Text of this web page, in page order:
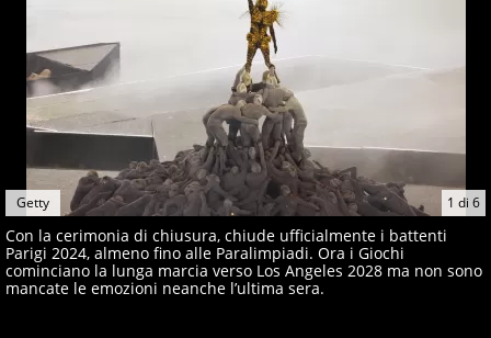
giornalisti ed esperti di sport abili sia nel gioco di
rimessa quando intercettano le notizie e le rilanciano
verso la rete, sia nella costruzione dal basso quando
creano contenuti 100% originali ed esclusivi.
1 di 6
Getty
Con la cerimonia di chiusura, chiude ufficialmente i battenti
Parigi 2024, almeno fino alle Paralimpiadi. Ora i Giochi
cominciano la lunga marcia verso Los Angeles 2028 ma non sono
mancate le emozioni neanche l’ultima sera.